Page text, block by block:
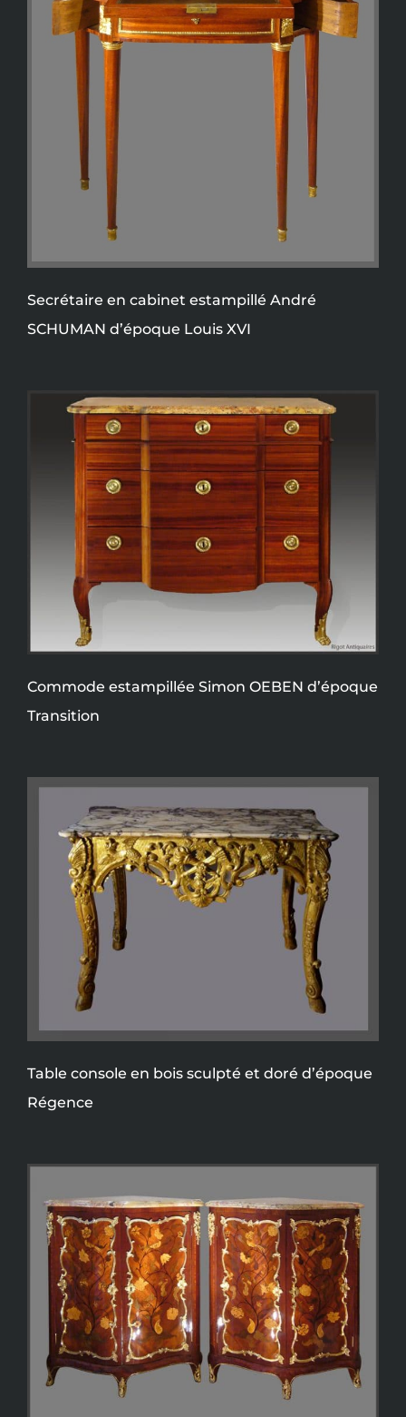
Secrétaire en cabinet estampillé André
SCHUMAN d’époque Louis XVI
Commode estampillée Simon OEBEN d’époque
Transition
Table console en bois sculpté et doré d’époque
Régence